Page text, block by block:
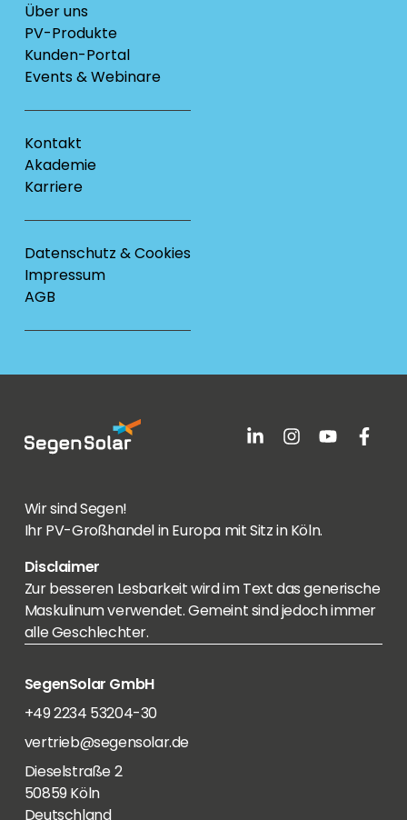
Über uns
PV-Produkte
Kunden-Portal
Events & Webinare
Kontakt
Akademie
Karriere
Datenschutz & Cookies
Impressum
AGB
Wir sind Segen!
Ihr PV-Großhandel in Europa mit Sitz in Köln.
Disclaimer
Zur besseren Lesbarkeit wird im Text das generische
Maskulinum verwendet. Gemeint sind jedoch immer
alle Geschlechter.
SegenSolar GmbH
+49 2234 53204-30
vertrieb@segensolar.de
Dieselstraße 2
50859 Köln
Deutschland